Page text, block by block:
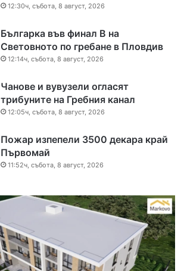
12:30ч, събота, 8 август, 2026
Българка във финал B на
Световното по гребане в Пловдив
12:14ч, събота, 8 август, 2026
Чанове и вувузели огласят
трибуните на Гребния канал
12:05ч, събота, 8 август, 2026
Пожар изпепели 3500 декара край
Първомай
11:52ч, събота, 8 август, 2026